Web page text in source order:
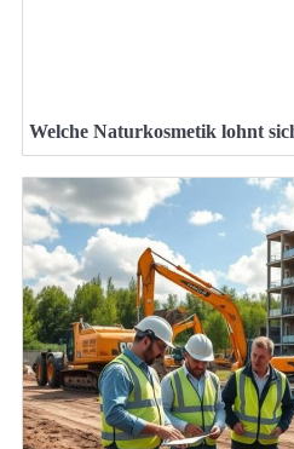
Welche Naturkosmetik lohnt